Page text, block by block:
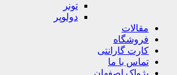
تونر
دولوپر
مقالات
فروشگاه
کارت گارانتی
تماس با ما
پژواک اصفهان